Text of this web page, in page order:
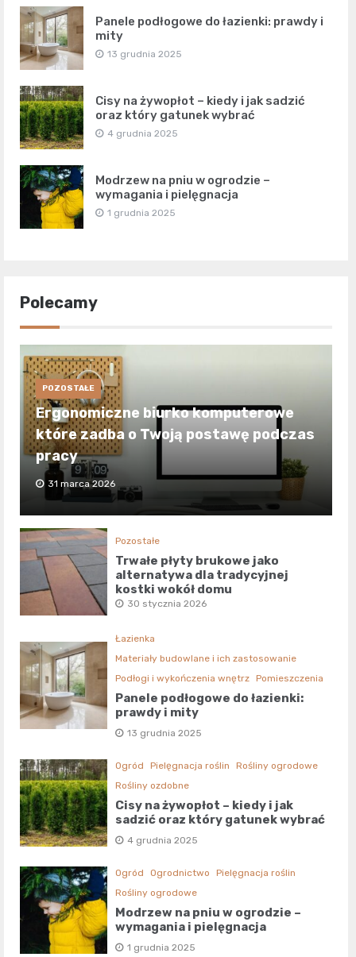
Panele podłogowe do łazienki: prawdy i
mity
13 grudnia 2025
Cisy na żywopłot – kiedy i jak sadzić
oraz który gatunek wybrać
4 grudnia 2025
Modrzew na pniu w ogrodzie –
wymagania i pielęgnacja
1 grudnia 2025
Polecamy
POZOSTAŁE
Ergonomiczne biurko komputerowe
które zadba o Twoją postawę podczas
pracy
31 marca 2026
Pozostałe
Trwałe płyty brukowe jako
alternatywa dla tradycyjnej
kostki wokół domu
30 stycznia 2026
Łazienka
Materiały budowlane i ich zastosowanie
Podłogi i wykończenia wnętrz Pomieszczenia
Panele podłogowe do łazienki:
prawdy i mity
13 grudnia 2025
Ogród Pielęgnacja roślin
Rośliny ogrodowe
Rośliny ozdobne
Cisy na żywopłot – kiedy i jak
sadzić oraz który gatunek wybrać
4 grudnia 2025
Ogród Ogrodnictwo
Pielęgnacja roślin
Rośliny ogrodowe
Modrzew na pniu w ogrodzie –
wymagania i pielęgnacja
1 grudnia 2025